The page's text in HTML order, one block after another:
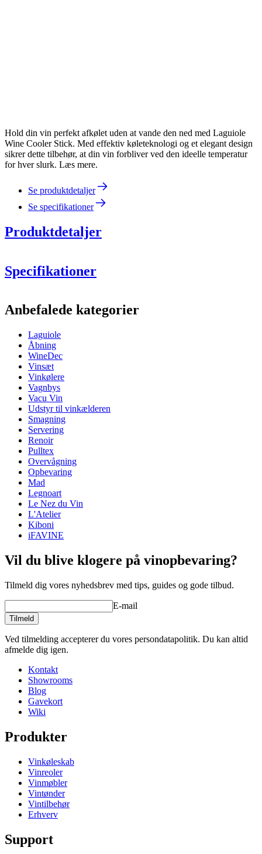
Hold din vin perfekt afkølet uden at vande den ned med Laguiole
Wine Cooler Stick. Med effektiv køleteknologi og et elegant design
sikrer dette tilbehør, at din vin forbliver ved den ideelle temperatur
for hver slurk. Læs mere.
Se produktdetaljer
Se specifikationer
Produktdetaljer
Specifikationer
Produktnummer40-268-876
Dimensioner (BxHxD cm)
Vægt (kg)
Dybde (cm)
Anbefalede kategorier
Laguiole
Åbning
WineDec
Vinsæt
Vinkølere
Vagnbys
Vacu Vin
Udstyr til vinkælderen
Smagning
Servering
Renoir
Pulltex
Overvågning
Opbevaring
Mad
Legnoart
Le Nez du Vin
L'Atelier
Kiboni
iFAVINE
Vil du blive klogere på vinopbevaring?
Tilmeld dig vores nyhedsbrev med tips, guides og gode tilbud.
E-mail
Tilmeld
Ved tilmelding accepterer du vores persondatapolitik. Du kan altid
afmelde dig igen.
Kontakt
Showrooms
Blog
Gavekort
Wiki
Produkter
Vinkøleskab
Vinreoler
Vinmøbler
Vintønder
Vintilbehør
Erhverv
Support